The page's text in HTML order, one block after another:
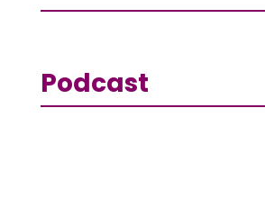
Podcast